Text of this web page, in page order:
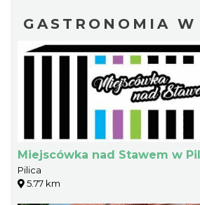
GASTRONOMIA
Miejscówka nad Stawem w
Pilica
5.77 km